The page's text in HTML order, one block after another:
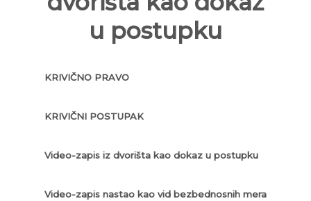
u postupku
KRIVIČNO PRAVO
KRIVIČNI POSTUPAK
Video-zapis iz dvorišta kao dokaz u postupku
Video-zapis nastao kao vid bezbednosnih mera